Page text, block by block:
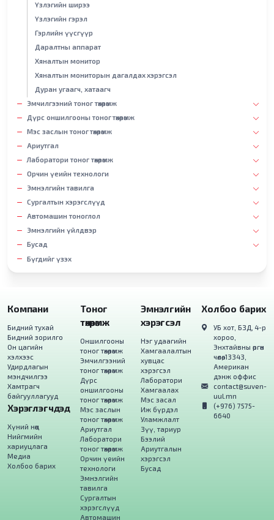
Үзлэгийн ширээ
Үзлэгийн гэрэл
Гэрлийн үүсгүүр
Даралтны аппарат
Хяналтын монитор
Хяналтын мониторын дагалдах хэрэгсэл
Дуран угаагч, хатаагч
Эмчилгээний тоног төхөөрөмж
Дүрс оншилгооны тоног төхөөрөмж
Мэс заслын тоног төхөөрөмж
Ариутгал
Лаборатори тоног төхөөрөмж
Орчин үеийн технологи
Эмнэлгийн тавилга
Сургалтын хэрэгслүүд
Автомашин тоноглол
Эмнэлгийн үйлдвэр
Бусад
Бүгдийг үзэх
Компани
Бидний тухай
Бидний зорилго
Он цагийн
хэлхээс
Удирдлагын
мэндчилгээ
Хамтрагч
байгууллагууд
Хэрэглэгчдэд
Хүний нөөц
Нийгмийн
хариуцлага
Медиа
Холбоо барих
Тоног
төхөөрөмж
Оншилгооны
тоног төхөөрөмж
Эмчилгээний
тоног төхөөрөмж
Дүрс
оншилгооны
тоног төхөөрөмж
Мэс заслын
тоног төхөөрөмж
Ариутгал
Лаборатори
тоног төхөөрөмж
Орчин үеийн
технологи
Эмнэлгийн
тавилга
Сургалтын
хэрэгслүүд
Автомашин
Эмнэлгийн
хэрэгсэл
Нэг удаагийн
Хамгаалалтын
хувцас
хэрэгсэл
Лаборатори
Хамгаалах
Мэс засал
Иж бүрдэл
Уламжлалт
Зүү, тариур
Бээлий
Ариутгалын
хэрэгсэл
Бусад
Холбоо барих
УБ хот, БЗД, 4-р
хороо,
Энхтайвны өргөн
чөлөө, 13343,
Американ
дэнж оффис
contact@suven-
uul.mn
(+976) 7575-
6640